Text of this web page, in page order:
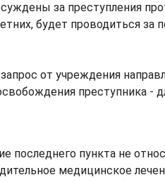
за преступления
будет проводиться за
от учреждения
преступника -
последнего пункта не
медицинское